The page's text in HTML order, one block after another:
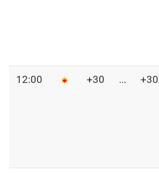
12:00 +30 ... +30